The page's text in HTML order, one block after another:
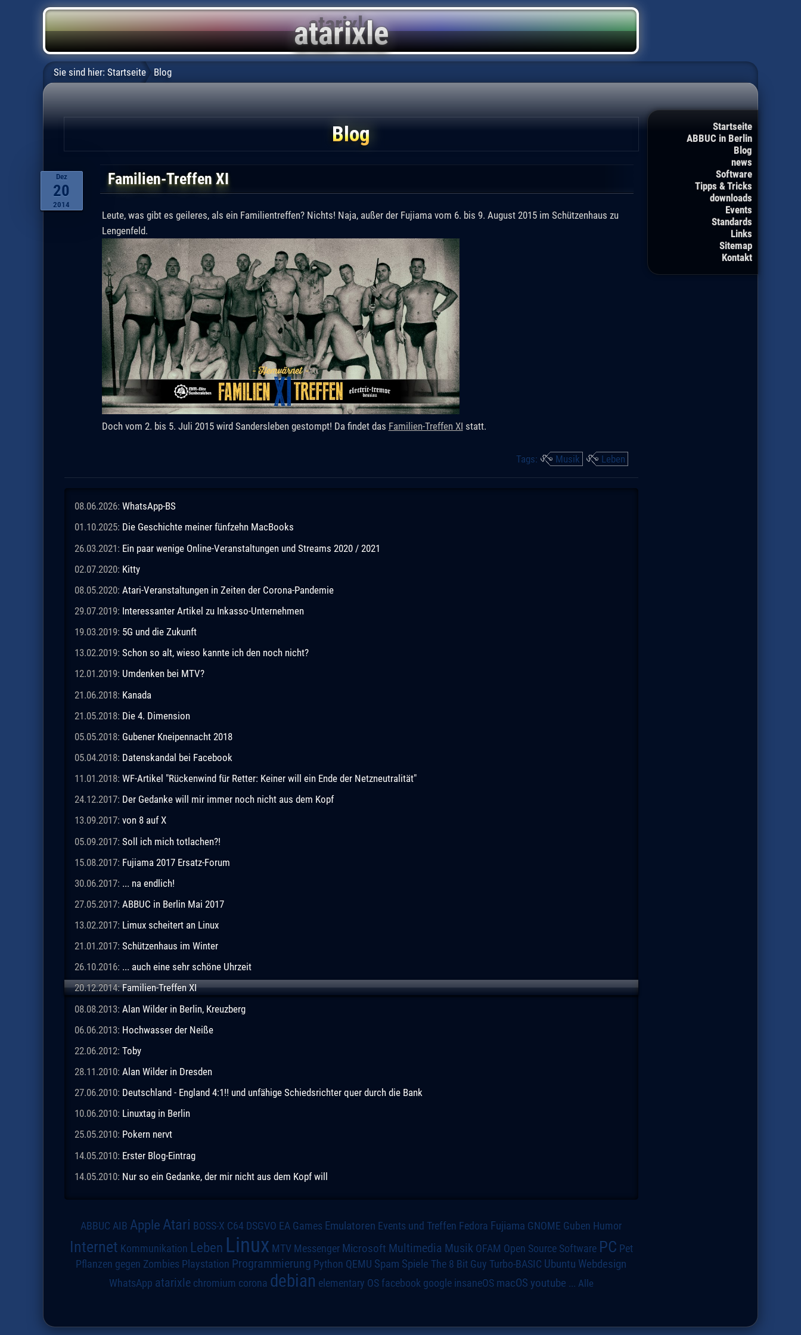
Startseite
ABBUC in Berlin
Blog
news
Software
Tipps & Tricks
downloads
Events
Standards
Links
Sitemap
Kontakt
Sie sind hier: Startseite Blog
Blog
Dez
20
2014
Familien-Treffen XI
Leute, was gibt es geileres, als ein Familientreffen? Nichts! Naja, außer der Fujiama vom 6. bis 9. August 2015 im Schützenhaus zu
Lengenfeld.
Doch vom 2. bis 5. Juli 2015 wird Sandersleben gestompt! Da findet das Familien-Treffen XI statt.
Tags: Musik Leben
08.06.2026: WhatsApp-BS
01.10.2025: Die Geschichte meiner fünfzehn MacBooks
26.03.2021: Ein paar wenige Online-Veranstaltungen und Streams 2020 / 2021
02.07.2020: Kitty
08.05.2020: Atari-Veranstaltungen in Zeiten der Corona-Pandemie
29.07.2019: Interessanter Artikel zu Inkasso-Unternehmen
19.03.2019: 5G und die Zukunft
13.02.2019: Schon so alt, wieso kannte ich den noch nicht?
12.01.2019: Umdenken bei MTV?
21.06.2018: Kanada
21.05.2018: Die 4. Dimension
05.05.2018: Gubener Kneipennacht 2018
05.04.2018: Datenskandal bei Facebook
11.01.2018: WF-Artikel "Rückenwind für Retter: Keiner will ein Ende der Netzneutralität"
24.12.2017: Der Gedanke will mir immer noch nicht aus dem Kopf
13.09.2017: von 8 auf X
05.09.2017: Soll ich mich totlachen?!
15.08.2017: Fujiama 2017 Ersatz-Forum
30.06.2017: ... na endlich!
27.05.2017: ABBUC in Berlin Mai 2017
13.02.2017: Limux scheitert an Linux
21.01.2017: Schützenhaus im Winter
26.10.2016: ... auch eine sehr schöne Uhrzeit
20.12.2014:Familien-Treffen XI
08.08.2013: Alan Wilder in Berlin, Kreuzberg
06.06.2013: Hochwasser der Neiße
22.06.2012: Toby
28.11.2010: Alan Wilder in Dresden
27.06.2010: Deutschland - England 4:1!! und unfähige Schiedsrichter quer durch die Bank
10.06.2010: Linuxtag in Berlin
25.05.2010: Pokern nervt
14.05.2010: Erster Blog-Eintrag
14.05.2010: Nur so ein Gedanke, der mir nicht aus dem Kopf will
ABBUC AIB Apple Atari BOSS-X C64 DSGVO EA Games Emulatoren Events und Treffen Fedora Fujiama GNOME Guben Humor
Internet Kommunikation Leben Linux MTV Messenger Microsoft Multimedia Musik OFAM Open Source Software PC Pet
Pflanzen gegen Zombies Playstation Programmierung Python QEMU Spam Spiele The 8 Bit Guy Turbo-BASIC Ubuntu Webdesign
WhatsApp atarixle chromium corona debian elementary OS facebook google insaneOS macOS youtube ... Alle